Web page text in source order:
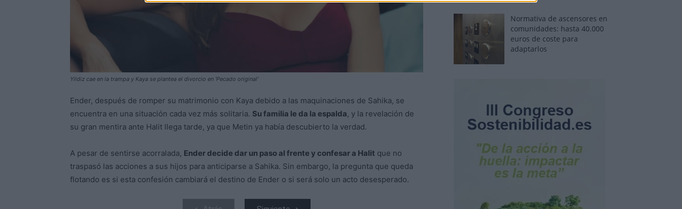
Yildiz cae en la trampa y Kaya se plantea el divorcio en 'Pecado original'
Ender, después de romper su matrimonio con Kaya debido a las maquinaciones de Sahika, se
encuentra en una situación cada vez más solitaria. Su familia le da la espalda, y la revelación de
su gran mentira ante Halit llega tarde, ya que Metin ya había descubierto la verdad.
A pesar de sentirse acorralada, Ender decide dar un paso al frente y confesar a Halit que no
traspasó las acciones a sus hijos para anticiparse a Sahika. Sin embargo, la pregunta que queda
flotando es si esta confesión cambiará el destino de Ender o si será solo un acto desesperado.
Normativa de ascensores en
comunidades: hasta 40.000
euros de coste para
adaptarlos